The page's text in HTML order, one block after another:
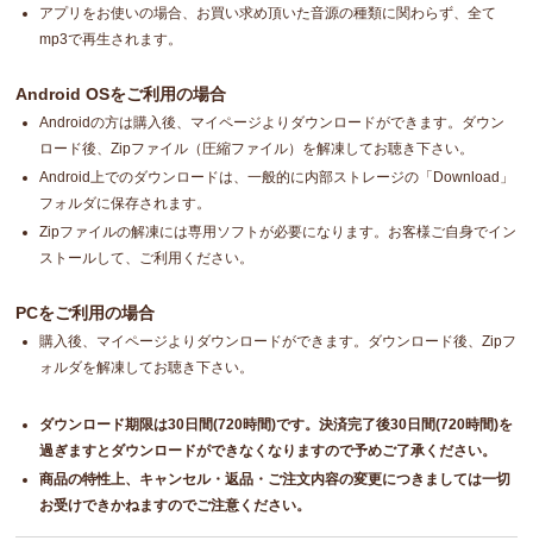
アプリをお使いの場合、お買い求め頂いた音源の種類に関わらず、全て
mp3で再生されます。
Android OSをご利用の場合
Androidの方は購入後、マイページよりダウンロードができます。ダウン
ロード後、Zipファイル（圧縮ファイル）を解凍してお聴き下さい。
Android上でのダウンロードは、一般的に内部ストレージの「Download」
フォルダに保存されます。
Zipファイルの解凍には専用ソフトが必要になります。お客様ご自身でイン
ストールして、ご利用ください。
PCをご利用の場合
購入後、マイページよりダウンロードができます。ダウンロード後、Zipフ
ォルダを解凍してお聴き下さい。
ダウンロード期限は30日間(720時間)です。決済完了後30日間(720時間)を
過ぎますとダウンロードができなくなりますので予めご了承ください。
商品の特性上、キャンセル・返品・ご注文内容の変更につきましては一切
お受けできかねますのでご注意ください。